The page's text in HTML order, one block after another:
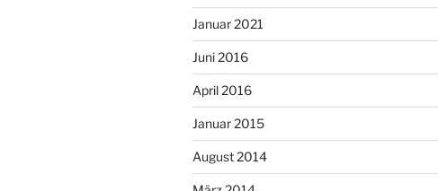
Januar 2021
Juni 2016
April 2016
Januar 2015
August 2014